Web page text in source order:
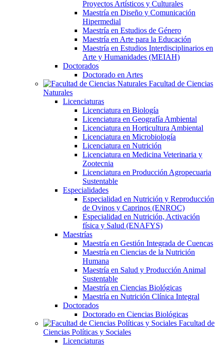
Proyectos Artísticos y Culturales
Maestría en Diseño y Comunicación
Hipermedial
Maestría en Estudios de Género
Maestría en Arte para la Educación
Maestría en Estudios Interdisciplinarios en
Arte y Humanidades (MEIAH)
Doctorados
Doctorado en Artes
Facultad de Ciencias
Naturales
Licenciaturas
Licenciatura en Biología
Licenciatura en Geografía Ambiental
Licenciatura en Horticultura Ambiental
Licenciatura en Microbiología
Licenciatura en Nutrición
Licenciatura en Medicina Veterinaria y
Zootecnia
Licenciatura en Producción Agropecuaria
Sustentable
Especialidades
Especialidad en Nutrición y Reproducción
de Ovinos y Caprinos (ENROC)
Especialidad en Nutrición, Activación
física y Salud (ENAFYS)
Maestrías
Maestría en Gestión Integrada de Cuencas
Maestría en Ciencias de la Nutrición
Humana
Maestría en Salud y Producción Animal
Sustentable
Maestría en Ciencias Biológicas
Maestría en Nutrición Clínica Integral
Doctorados
Doctorado en Ciencias Biológicas
Facultad de
Ciencias Políticas y Sociales
Licenciaturas